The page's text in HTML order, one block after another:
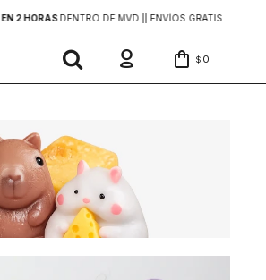
EN 2 HORASDENTRO DE MVD | | ENVÍOS GRATIS
$ 0